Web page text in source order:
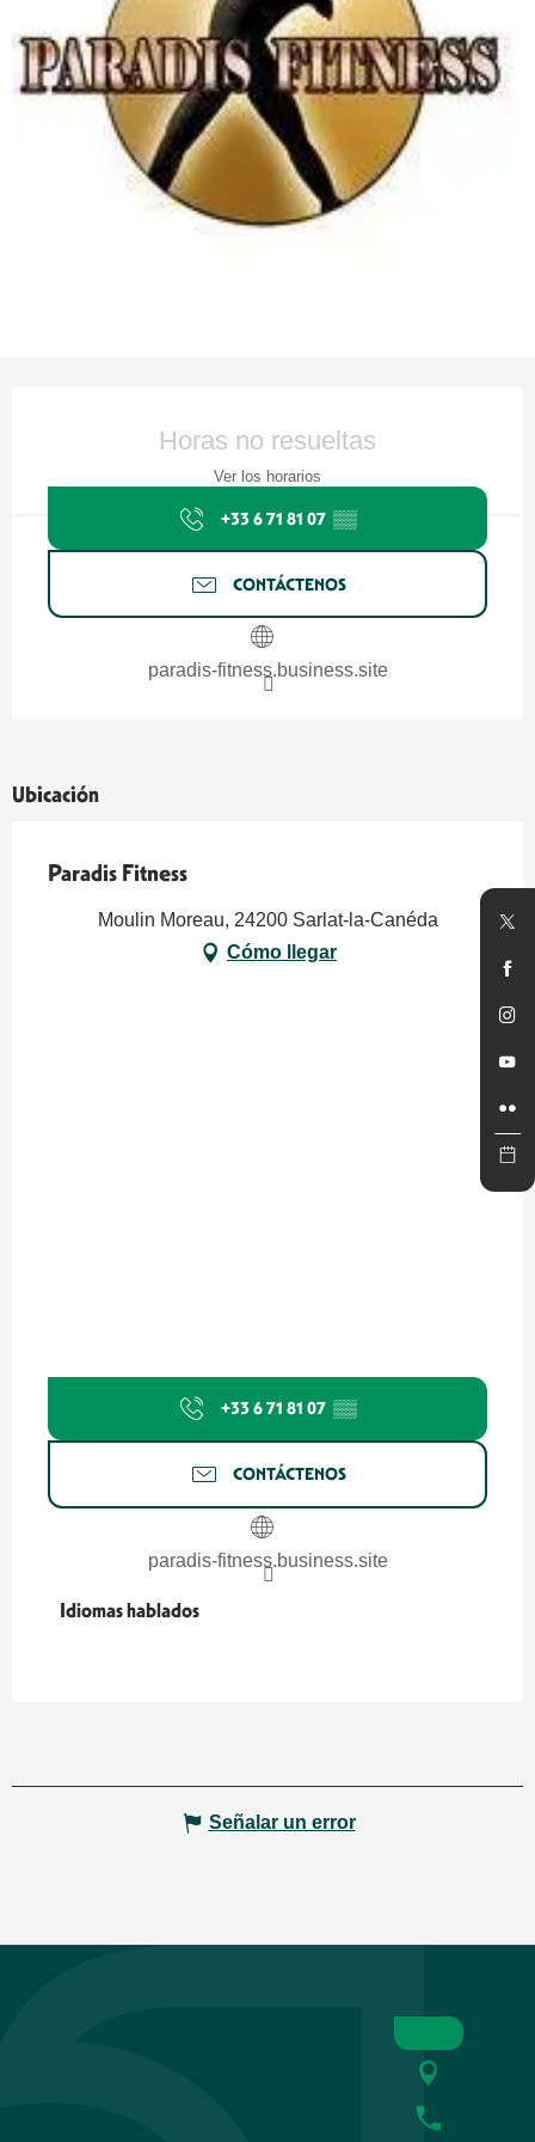
Horas no resueltas
Ver los horarios
+33 6 71 81 07 ▒▒
CONTÁCTENOS
paradis-fitness.business.site
Ubicación
Paradis Fitness
Moulin Moreau, 24200 Sarlat-la-Canéda
Cómo llegar
+33 6 71 81 07 ▒▒
CONTÁCTENOS
paradis-fitness.business.site
Idiomas hablados
Idiomas hablados
Señalar un error